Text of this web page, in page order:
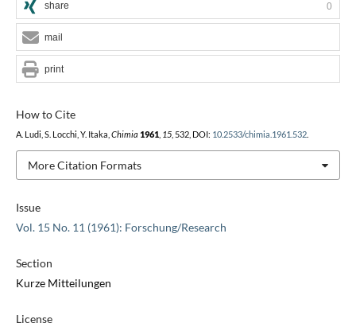
Issue
Vol. 15 No. 11 (1961): Forschung/Research
Section
Kurze Mitteilungen
License
How to Cite
A. Ludi, S. Locchi, Y. Itaka, Chimia 1961, 15, 532, DOI: 10.2533/chimia.1961.532.
More Citation Formats
share 0
mail
print